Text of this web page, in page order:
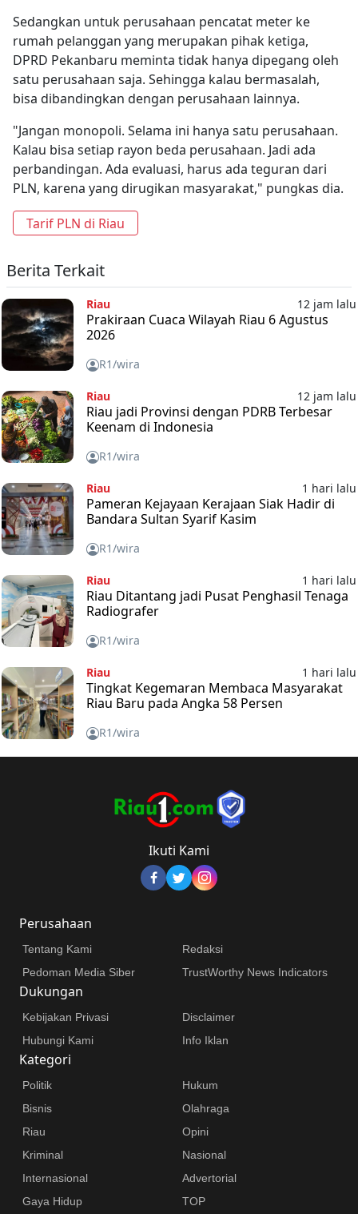
Sedangkan untuk perusahaan pencatat meter ke
rumah pelanggan yang merupakan pihak ketiga,
DPRD Pekanbaru meminta tidak hanya dipegang oleh
satu perusahaan saja. Sehingga kalau bermasalah,
bisa dibandingkan dengan perusahaan lainnya.
"Jangan monopoli. Selama ini hanya satu perusahaan.
Kalau bisa setiap rayon beda perusahaan. Jadi ada
perbandingan. Ada evaluasi, harus ada teguran dari
PLN, karena yang dirugikan masyarakat," pungkas dia.
Tarif PLN di Riau
Berita Terkait
Riau 12 jam lalu
Prakiraan Cuaca Wilayah Riau 6 Agustus
2026
R1/wira
Riau 12 jam lalu
Riau jadi Provinsi dengan PDRB Terbesar
Keenam di Indonesia
R1/wira
Riau 1 hari lalu
Pameran Kejayaan Kerajaan Siak Hadir di
Bandara Sultan Syarif Kasim
R1/wira
Riau 1 hari lalu
Riau Ditantang jadi Pusat Penghasil Tenaga
Radiografer
R1/wira
Riau 1 hari lalu
Tingkat Kegemaran Membaca Masyarakat
Riau Baru pada Angka 58 Persen
R1/wira
Ikuti Kami
Perusahaan
Tentang Kami
Redaksi
Pedoman Media Siber
TrustWorthy News Indicators
Dukungan
Kebijakan Privasi
Disclaimer
Hubungi Kami
Info Iklan
Kategori
Politik
Hukum
Bisnis
Olahraga
Riau
Opini
Kriminal
Nasional
Internasional
Advertorial
Gaya Hidup
TOP